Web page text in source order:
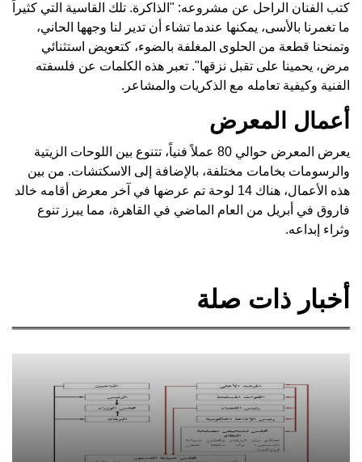
كتب الفنان الراحل عن مشروعه: "الذاكرة. تلك القاسية التي كثيراً
ما تغمرنا بالأسى، يمكنها عندما تشاء أن تدير لنا وجهها الحاني،
وتمنحنا قطعة من الحلوى المغلفة بالضوء، كتعويض استثنائي
مرض، يحمينا على تقبل نزقها". تعبر هذه الكلمات عن فلسفته
الفنية وكيفية تعامله مع الذكريات والمشاعر.
أعمال المعرض
يعرض المعرض حوالي 80 عملاً فنياً، تتنوع بين اللوحات الزيتية
والرسومات بخامات مختلفة، بالإضافة إلى الاسكتشات. من بين
هذه الأعمال، هناك 14 لوحة تم عرضها في آخر معرض أقامه خالد
فاروق في أبريل من العام الماضي في القاهرة، مما يبرز تنوع
وثراء إبداعه.
أخبار ذات صلة